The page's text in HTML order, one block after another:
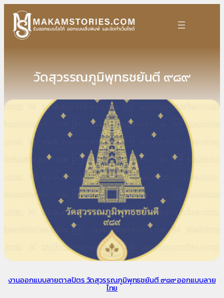
content
วัดสุวรรณภูมิพุทธชยันตี ๙๘๙
งานออกแบบลายตาลปัตร วัดสุวรรณภูมิพุทธชยันตี ๙๘๙ ออกแบบลาย
ไทย